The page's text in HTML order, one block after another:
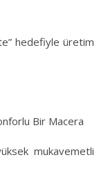
hedefiyle üretim
Bir Macera
mukavemetli